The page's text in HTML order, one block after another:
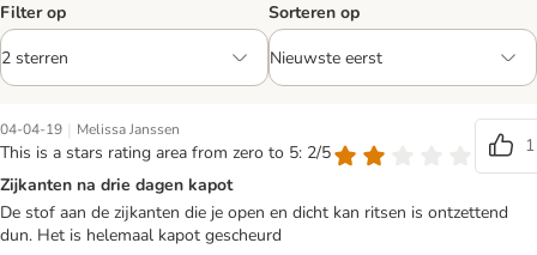
Filter op Sorteren op
04-04-19 | Melissa Janssen
This is a stars rating area from zero to 5: 2/5
1
Zijkanten na drie dagen kapot
De stof aan de zijkanten die je open en dicht kan ritsen is ontzettend
dun. Het is helemaal kapot gescheurd